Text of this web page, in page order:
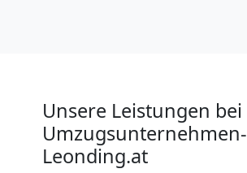
Unsere Leistungen bei
Umzugsunternehmen-
Leonding.at